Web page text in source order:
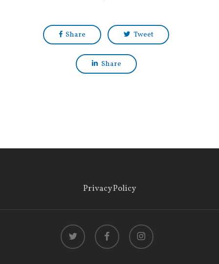
Share Tweet
Share
Privacy Policy
twitter facebook instagram